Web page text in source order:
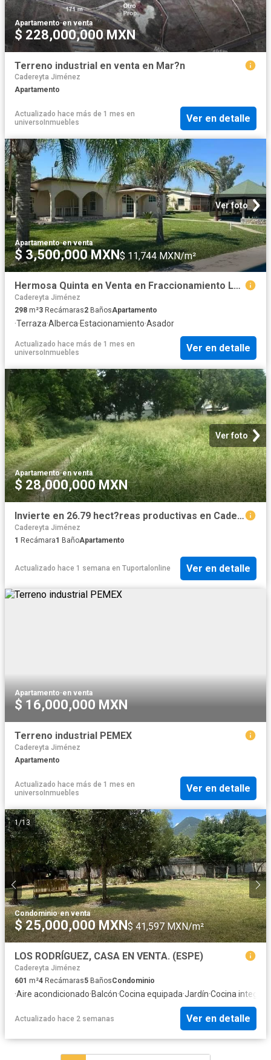
Apartamento·en venta
$ 228,000,000 MXN
Terreno industrial en venta en Mar?n
Cadereyta Jiménez
Apartamento
Actualizado hace más de 1 mes en
universoInmuebles
Ver en detalle
Ver foto
Apartamento·en venta
$ 3,500,000 MXN$ 11,744 MXN/m²
Hermosa Quinta en Venta en Fraccionamiento Las Carolinas Cadereyta, Nuevo Le?n
Cadereyta Jiménez
298 m²3 Recámaras2 BañosApartamento
·Terraza·Alberca·Estacionamiento·Asador
Actualizado hace más de 1 mes en
universoInmuebles
Ver en detalle
Ver foto
Apartamento·en venta
$ 28,000,000 MXN
Invierte en 26.79 hect?reas productivas en Cadereyta | Rancho con infraestructura completa
Cadereyta Jiménez
1 Recámara1 BañoApartamento
Actualizado hace 1 semana en Tuportalonline Ver en detalle
Apartamento·en venta
$ 16,000,000 MXN
Terreno industrial PEMEX
Cadereyta Jiménez
Apartamento
Actualizado hace más de 1 mes en
universoInmuebles
Ver en detalle
1/13
Condominio·en venta
$ 25,000,000 MXN$ 41,597 MXN/m²
LOS RODRÍGUEZ, CASA EN VENTA. (ESPE)
Cadereyta Jiménez
601 m²4 Recámaras5 BañosCondominio
·Aire acondicionado·Balcón·Cocina equipada·Jardín·Cocina integral
Actualizado hace 2 semanas Ver en detalle